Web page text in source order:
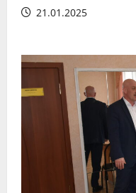
21.01.2025